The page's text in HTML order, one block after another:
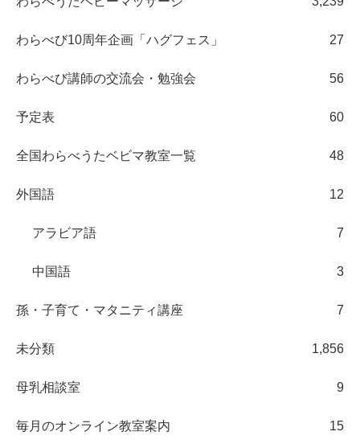
わらべび10周年企画「ハグフェス」 27
わらべび講師の交流会・勉強会 56
予定表 60
全国わらべうたベビマ教室一覧 48
外国語 12
アラビア語 7
中国語 3
孫・子育て・マタニティ講座 7
未分類 1,856
母乳相談室 9
毎月のオンライン教室案内 15